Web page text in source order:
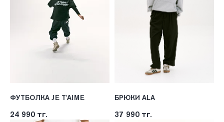
ФУТБОЛКА JE T'AIME
24 990 тг.
БРЮКИ ALA
37 990 тг.